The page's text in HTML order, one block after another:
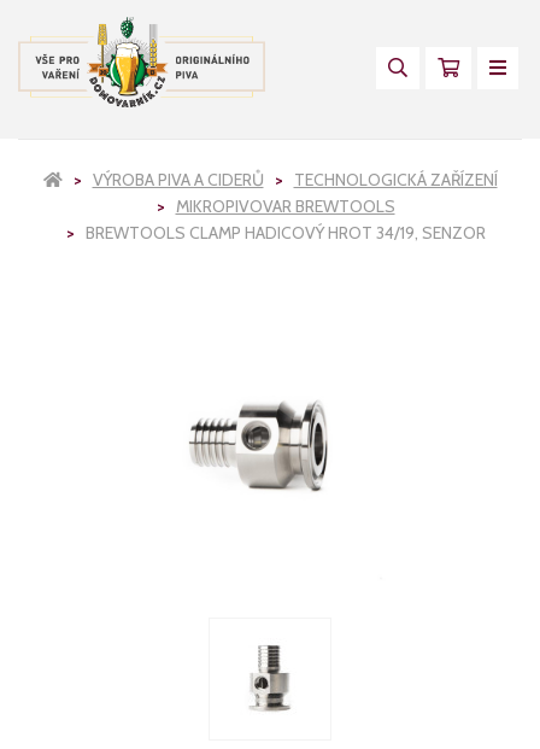
VÝROBA PIVA A CIDERŮ
TECHNOLOGICKÁ ZAŘÍZENÍ
MIKROPIVOVAR BREWTOOLS
BREWTOOLS CLAMP HADICOVÝ HROT 34/19, SENZOR